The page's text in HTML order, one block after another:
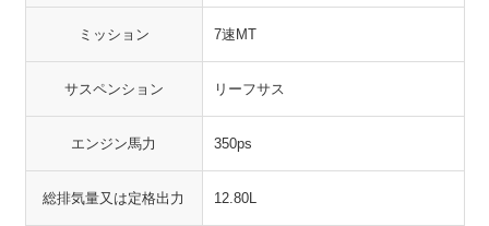
ミッション 7速MT
サスペンション リーフサス
エンジン馬力 350ps
総排気量又は定格出力 12.80L